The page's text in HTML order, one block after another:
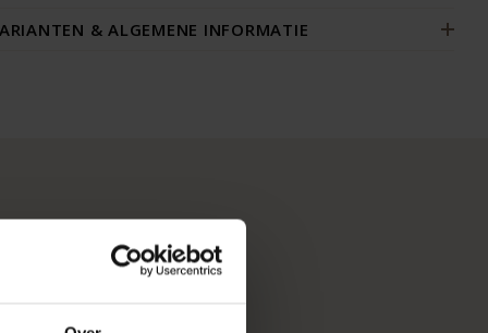
& ALGEMENE INFORMATIE